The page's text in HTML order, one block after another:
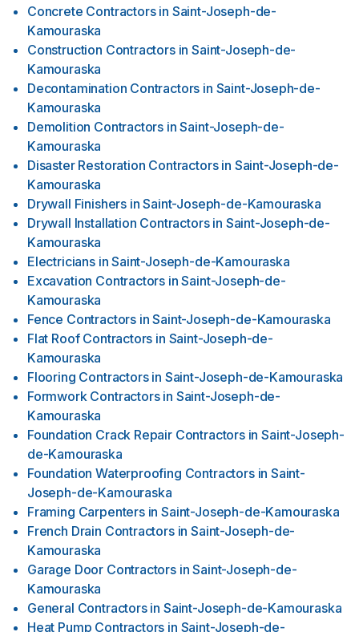
Concrete Contractors in Saint-Joseph-de-
Kamouraska
Construction Contractors in Saint-Joseph-de-
Kamouraska
Decontamination Contractors in Saint-Joseph-de-
Kamouraska
Demolition Contractors in Saint-Joseph-de-
Kamouraska
Disaster Restoration Contractors in Saint-Joseph-de-
Kamouraska
Drywall Finishers in Saint-Joseph-de-Kamouraska
Drywall Installation Contractors in Saint-Joseph-de-
Kamouraska
Electricians in Saint-Joseph-de-Kamouraska
Excavation Contractors in Saint-Joseph-de-
Kamouraska
Fence Contractors in Saint-Joseph-de-Kamouraska
Flat Roof Contractors in Saint-Joseph-de-
Kamouraska
Flooring Contractors in Saint-Joseph-de-Kamouraska
Formwork Contractors in Saint-Joseph-de-
Kamouraska
Foundation Crack Repair Contractors in Saint-Joseph-
de-Kamouraska
Foundation Waterproofing Contractors in Saint-
Joseph-de-Kamouraska
Framing Carpenters in Saint-Joseph-de-Kamouraska
French Drain Contractors in Saint-Joseph-de-
Kamouraska
Garage Door Contractors in Saint-Joseph-de-
Kamouraska
General Contractors in Saint-Joseph-de-Kamouraska
Heat Pump Contractors in Saint-Joseph-de-